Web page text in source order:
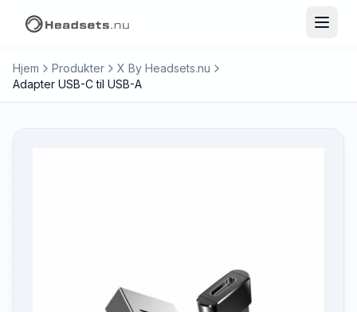
Hjem Produkter
X By Headsets.nu
Adapter USB-C til USB-A